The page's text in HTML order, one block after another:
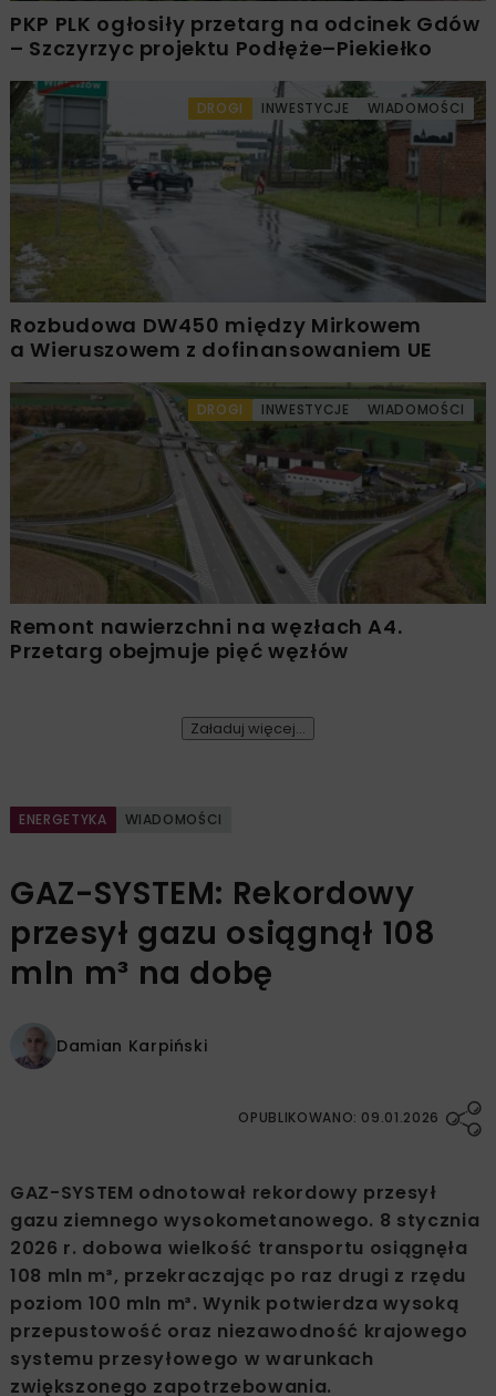
PKP PLK ogłosiły przetarg na odcinek Gdów
– Szczyrzyc projektu Podłęże–Piekiełko
DROGI INWESTYCJE WIADOMOŚCI
Rozbudowa DW450 między Mirkowem
a Wieruszowem z dofinansowaniem UE
DROGI INWESTYCJE WIADOMOŚCI
Remont nawierzchni na węzłach A4.
Przetarg obejmuje pięć węzłów
Załaduj więcej...
ENERGETYKA WIADOMOŚCI
GAZ-SYSTEM: Rekordowy
przesył gazu osiągnął 108
mln m³ na dobę
Damian Karpiński
OPUBLIKOWANO: 09.01.2026
GAZ-SYSTEM odnotował rekordowy przesył
gazu ziemnego wysokometanowego. 8 stycznia
2026 r. dobowa wielkość transportu osiągnęła
108 mln m³, przekraczając po raz drugi z rzędu
poziom 100 mln m³. Wynik potwierdza wysoką
przepustowość oraz niezawodność krajowego
systemu przesyłowego w warunkach
zwiększonego zapotrzebowania.